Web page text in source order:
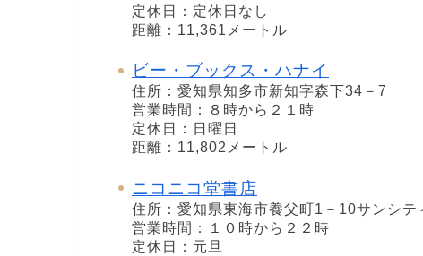
定休日：定休日なし
距離：11,361メートル
ビー・ブックス・ハナイ
住所：愛知県知多市新知字森下34－7
営業時間：８時から２１時
定休日：日曜日
距離：11,802メートル
ニコニコ堂書店
住所：愛知県東海市養父町1－10サンシテ
営業時間：１０時から２２時
定休日：元旦